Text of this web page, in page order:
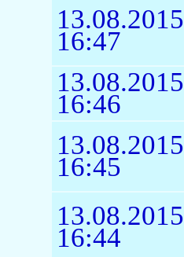
13.08.2015
16:47
13.08.2015
16:46
13.08.2015
16:45
13.08.2015
16:44